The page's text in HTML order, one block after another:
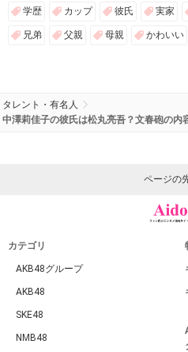
学歴 カップ 彼氏 実家
兄弟 父親 母親 かわいい
タレント・有名人
中澤莉佳子の彼氏は松丸亮吾？文春砲の内
ページの
カテゴリ
AKB48グループ
AKB48
SKE48
NMB48